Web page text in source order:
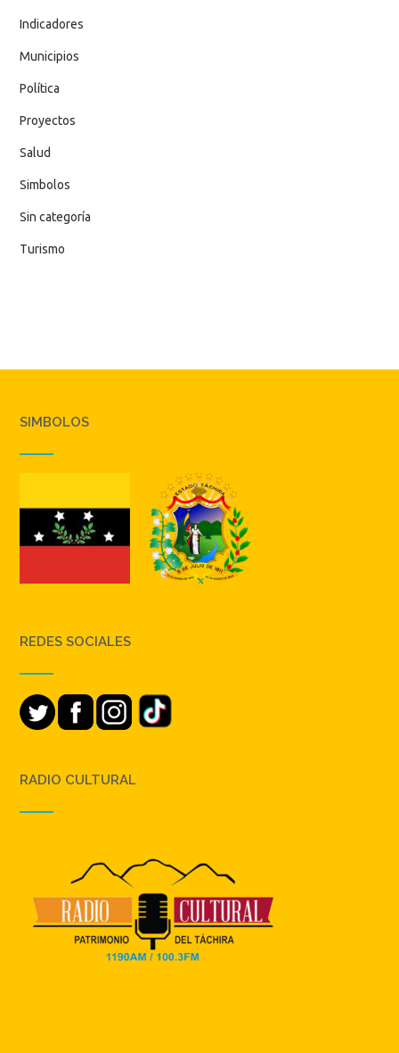
Indicadores
Municipios
Política
Proyectos
Salud
Simbolos
Sin categoría
Turismo
SIMBOLOS
REDES SOCIALES
RADIO CULTURAL